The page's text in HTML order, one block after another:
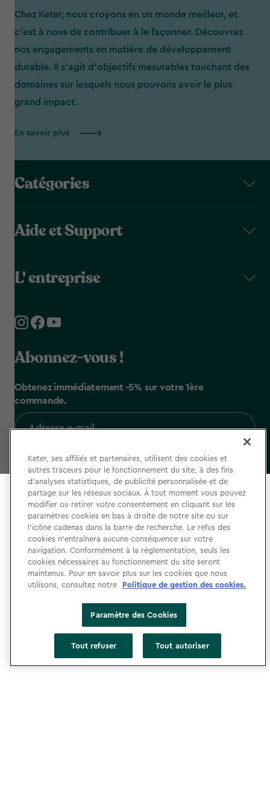
Select your store
It looks like you’re joining us from a different country.
At which store would you like to shop?
France Etats-Unis
Chez Keter, nous croyons en un monde meilleur, et
c'est à nous de contribuer à le façonner. Découvrez
nos engagements en matière de développement
durable. Il s’agit d’objectifs mesurables touchant des
domaines sur lesquels nous pouvons avoir le plus
grand impact.
En savoir plus
Catégories
Aide et Support
L' entreprise
Abonnez-vous !
Obtenez immédiatement -5% sur votre 1ère
commande.
En sélectionnant cette option, vous acceptez notre
politique de confidentialité& nos
conditions d'utilisation du site
S'abonner
label.payment
Keter, ses affiliés et partenaires, utilisent des cookies et
autres traceurs pour le fonctionnement du site, à des fins
d’analyses statistiques, de publicité personnalisée et de
partage sur les réseaux sociaux. À tout moment vous pouvez
modifier ou retirer votre consentement en cliquant sur les
paramètres cookies en bas à droite de notre site ou sur
l’icône cadenas dans la barre de recherche. Le refus des
cookies n’entraînera aucune conséquence sur votre
navigation. Conformément à la règlementation, seuls les
cookies nécessaires au fonctionnement du site seront
maintenus. Pour en savoir plus sur les cookies que nous
utilisons, consultez notre
Politique de gestion des cookies.
Paramètre des Cookies
Tout refuser Tout autoriser